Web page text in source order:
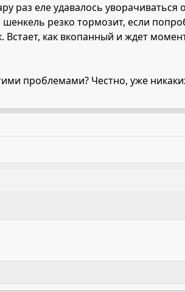
раз еле удавалось уворачиваться
резко тормозит, если
Встает, как вкопанный и ждет
проблемами? Честно, уже